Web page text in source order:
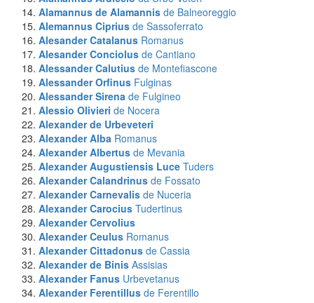
Alamannus de Alamannis de Balneoreggio
Alemannus Ciprius de Sassoferrato
Alesander Catalanus Romanus
Alesander Conciolus de Cantiano
Alessander Calutius de Montefiascone
Alessander Orfinus Fulginas
Alessander Sirena de Fulgineo
Alessio Olivieri de Nocera
Alexander de Urbeveteri
Alexander Alba Romanus
Alexander Albertus de Mevania
Alexander Augustiensis Luce Tuders
Alexander Calandrinus de Fossato
Alexander Carnevalis de Nuceria
Alexander Carocius Tudertinus
Alexander Cervolius
Alexander Ceulus Romanus
Alexander Cittadonus de Cassia
Alexander de Binis Assisias
Alexander Fanus Urbevetanus
Alexander Ferentillus de Ferentillo